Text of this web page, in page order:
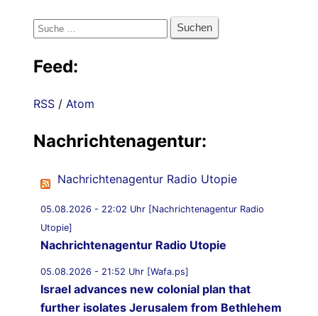
Suche
Feed:
RSS / Atom
Nachrichtenagentur:
Nachrichtenagentur Radio Utopie
05.08.2026 - 22:02 Uhr [Nachrichtenagentur Radio
Utopie]
Nachrichtenagentur Radio Utopie
05.08.2026 - 21:52 Uhr [Wafa.ps]
Israel advances new colonial plan that
further isolates Jerusalem from Bethlehem